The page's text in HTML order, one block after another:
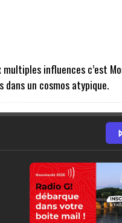
influences c’est
dans un cosmos atypique.